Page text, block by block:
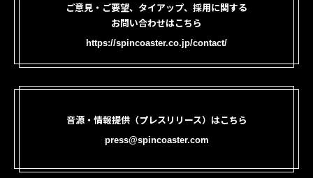
ご意見・ご要望、タイアップ、採用に関する
お問い合わせはこちら
https://spincoaster.co.jp/contact/
音源・情報提供（プレスリリース）はこちら
press@spincoaster.com